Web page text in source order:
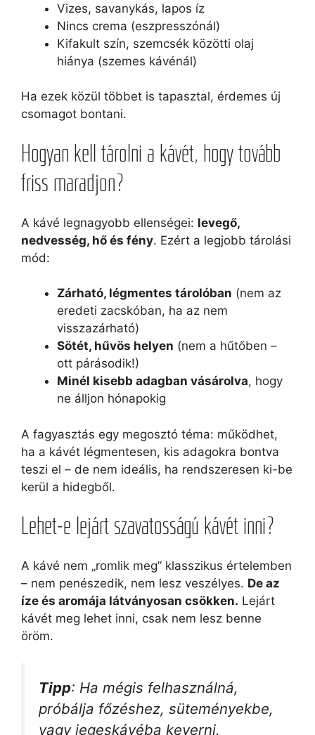
Vizes, savanykás, lapos íz
Nincs crema (eszpresszónál)
Kifakult szín, szemcsék közötti olaj
hiánya (szemes kávénál)
Ha ezek közül többet is tapasztal, érdemes új
csomagot bontani.
Hogyan kell tárolni a kávét, hogy tovább
friss maradjon?
A kávé legnagyobb ellenségei: levegő,
nedvesség, hő és fény. Ezért a legjobb tárolási
mód:
Zárható, légmentes tárolóban (nem az
eredeti zacskóban, ha az nem
visszazárható)
Sötét, hűvös helyen (nem a hűtőben –
ott párásodik!)
Minél kisebb adagban vásárolva, hogy
ne álljon hónapokig
A fagyasztás egy megosztó téma: működhet,
ha a kávét légmentesen, kis adagokra bontva
teszi el – de nem ideális, ha rendszeresen ki-be
kerül a hidegből.
Lehet-e lejárt szavatosságú kávét inni?
A kávé nem „romlik meg” klasszikus értelemben
– nem penészedik, nem lesz veszélyes. De az
íze és aromája látványosan csökken. Lejárt
kávét meg lehet inni, csak nem lesz benne
öröm.
Tipp: Ha mégis felhasználná,
próbálja főzéshez, süteményekbe,
vagy jegeskávéba keverni.